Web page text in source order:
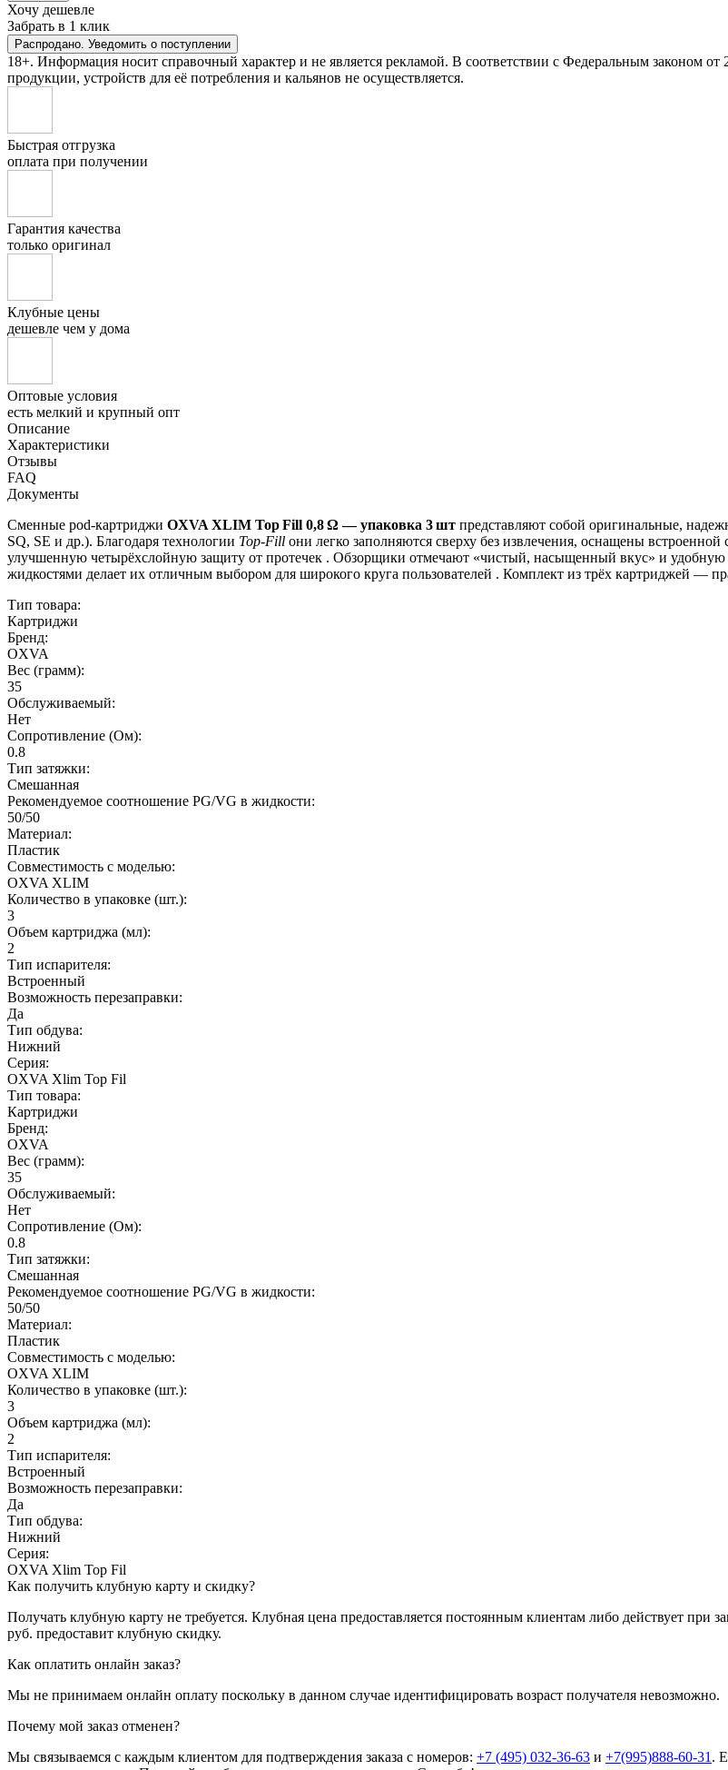
Хочу дешевле
Забрать в 1 клик
Распродано. Уведомить о поступлении
18+. Информация носит справочный характер и не является рекламой. В соответствии с Федеральным законом
продукции, устройств для её потребления и кальянов не осуществляется.
Быстрая отгрузка
оплата при получении
Гарантия качества
только оригинал
Клубные цены
дешевле чем у дома
Оптовые условия
есть мелкий и крупный опт
Описание
Характеристики
Отзывы
FAQ
Документы
Сменные pod-картриджи OXVA XLIM Top Fill 0,8 Ω — упаковка 3 шт представляют собой оригинальные,
SQ, SE и др.). Благодаря технологии Top‑Fill они легко заполняются сверху без извлечения, оснащены
улучшенную четырёхслойную защиту от протечек . Обзорщики отмечают «чистый, насыщенный вкус» и
жидкостями делает их отличным выбором для широкого круга пользователей . Комплект из трёх картриджей —
Тип товара:
Картриджи
Бренд:
OXVA
Вес (грамм):
35
Обслуживаемый:
Нет
Сопротивление (Ом):
0.8
Тип затяжки:
Смешанная
Рекомендуемое соотношение PG/VG в жидкости:
50/50
Материал:
Пластик
Совместимость с моделью:
OXVA XLIM
Количество в упаковке (шт.):
3
Объем картриджа (мл):
2
Тип испарителя:
Встроенный
Возможность перезаправки:
Да
Тип обдува:
Нижний
Серия:
OXVA Xlim Top Fil
Тип товара:
Картриджи
Бренд:
OXVA
Вес (грамм):
35
Обслуживаемый:
Нет
Сопротивление (Ом):
0.8
Тип затяжки:
Смешанная
Рекомендуемое соотношение PG/VG в жидкости:
50/50
Материал:
Пластик
Совместимость с моделью:
OXVA XLIM
Количество в упаковке (шт.):
3
Объем картриджа (мл):
2
Тип испарителя:
Встроенный
Возможность перезаправки:
Да
Тип обдува:
Нижний
Серия:
OXVA Xlim Top Fil
Как получить клубную карту и скидку?
Получать клубную карту не требуется. Клубная цена предоставляется постоянным клиентам либо действует при
руб. предоставит клубную скидку.
Как оплатить онлайн заказ?
Мы не принимаем онлайн оплату поскольку в данном случае идентифицировать возраст получателя невозможно.
Почему мой заказ отменен?
Мы связываемся с каждым клиентом для подтверждения заказа с номеров: +7 (495) 032-36-63 и +7(995)888-60-31 .